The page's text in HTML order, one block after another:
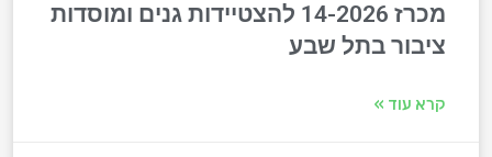
מכרז 14-2026 להצטיידות גנים ומוסדות
ציבור בתל שבע
קרא עוד »